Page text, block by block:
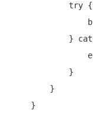
try {
            }